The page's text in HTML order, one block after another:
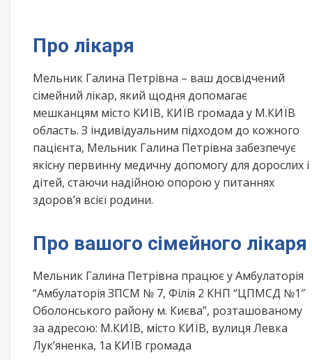
Про лікаря
Мельник Галина Петрівна – ваш досвідчений
сімейний лікар, який щодня допомагає
мешканцям місто КИЇВ, КИЇВ громада у М.КИЇВ
область. З індивідуальним підходом до кожного
пацієнта, Мельник Галина Петрівна забезпечує
якісну первинну медичну допомогу для дорослих і
дітей, стаючи надійною опорою у питаннях
здоров’я всієї родини.
Про вашого сімейного лікаря
Мельник Галина Петрівна працює у Амбулаторія
“Амбулаторія ЗПСМ № 7, Філія 2 КНП “ЦПМСД №1″
Оболонського району м. Києва”, розташованому
за адресою: М.КИЇВ, місто КИЇВ, вулиця Левка
Лук’яненка, 1а КИЇВ громада